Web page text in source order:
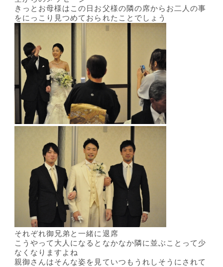
きっとお母様はこの日お父様の隣の席からお二人の事
をにっこり見つめておられたことでしょう
それぞれ御兄弟と一緒に退席
こうやって大人になるとなかなか隣に並ぶことって少
なくなりますよね
親御さんはそんな姿を見ていつもうれしそうにされて